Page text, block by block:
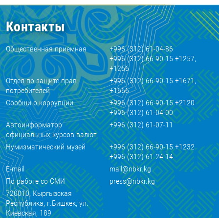
Контакты
Общественная приемная
+996 (312) 61-04-86
+996 (312) 66-90-15 +1257,
+1256
Отдел по защите прав
потребителей
+996 (312) 66-90-15 +1671,
+1666
Сообщи о коррупции
+996 (312) 66-90-15 +2120
+996 (312) 61-04-00
Автоинформатор
официальных курсов валют
+996 (312) 61-07-11
Нумизматический музей
+996 (312) 66-90-15 +1232
+996 (312) 61-24-14
E-mail
mail@nbkr.kg
По работе со СМИ
press@nbkr.kg
720010, Кыргызская
Республика, г.Бишкек, ул.
Киевская, 189